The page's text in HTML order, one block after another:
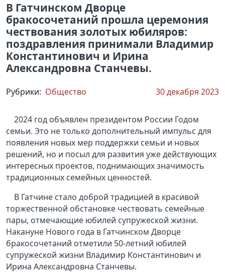
В Гатчинском Дворце
бракосочетаний прошла церемония
чествования золотых юбиляров:
поздравления принимали Владимир
Константинович и Ирина
Александровна Станчевы.
Рубрики: Общество 30 декабря 2023
2024 год объявлен президентом России Годом
семьи. Это не только дополнительный импульс для
появления новых мер поддержки семьи и новых
решений, но и посыл для развития уже действующих
интересных проектов, поднимающих значимость
традиционных семейных ценностей.
В Гатчине стало доброй традицией в красивой
торжественной обстановке чествовать семейные
пары, отмечающие юбилей супружеской жизни.
Накануне Нового года в Гатчинском Дворце
бракосочетаний отметили 50-летний юбилей
супружеской жизни Владимир Константинович и
Ирина Александровна Станчевы.